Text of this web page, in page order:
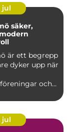
jul
är ett begrepp
dyker upp när
och
jul